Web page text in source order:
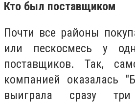
Кто был поставщиком
Почти все районы
или пескосмесь у
поставщиков. Так,
компанией оказалась
выиграла сразу